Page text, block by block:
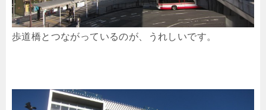
歩道橋とつながっているのが、うれしいです。